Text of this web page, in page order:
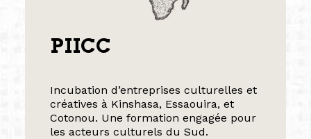
PIICC
Incubation d’entreprises culturelles et
créatives à Kinshasa, Essaouira, et
Cotonou. Une formation engagée pour
les acteurs culturels du Sud.